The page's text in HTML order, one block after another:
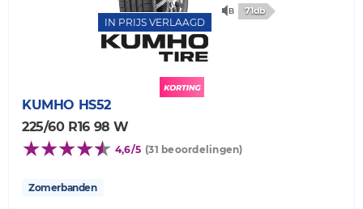
IN PRIJS VERLAAGD
71db
KUMHO HS52
225/60 R16 98 W
4,6/5 (31 beoordelingen)
Zomerbanden